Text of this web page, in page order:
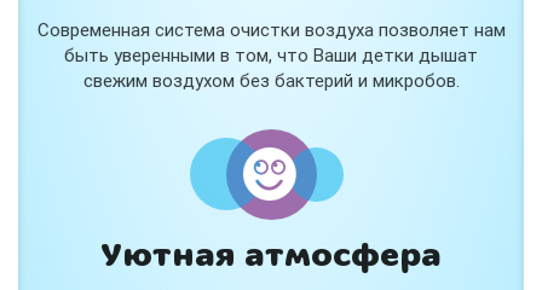
Современная система очистки воздуха позволяет нам
быть уверенными в том, что Ваши детки дышат
свежим воздухом без бактерий и микробов.
Уютная атмосфера